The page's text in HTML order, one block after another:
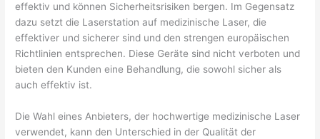
effektiv und können Sicherheitsrisiken bergen. Im Gegensatz
dazu setzt die Laserstation auf medizinische Laser, die
effektiver und sicherer sind und den strengen europäischen
Richtlinien entsprechen. Diese Geräte sind nicht verboten und
bieten den Kunden eine Behandlung, die sowohl sicher als
auch effektiv ist.
Die Wahl eines Anbieters, der hochwertige medizinische Laser
verwendet, kann den Unterschied in der Qualität der